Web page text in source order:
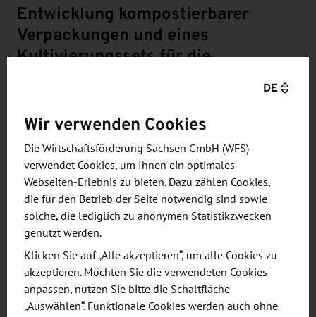
Entwicklung kompostierbarer
Verpackungen und eines
Kultivierungssets für die
Mikrogemüse-Kultivierung auf der
Im Projekt MicroGrow geht es um die Substitution
von Einwegverpackungen aus Kunststoff durch
Upcycling faserhaltiger Reststoffe in regionalen
Stoffkreisläufen.
Entwicklung kunststofffreier Verpackungen auf
Basis landwirtschaftlicher Reststoffe, z. B.
Erbsen- und Bohnenstroh, Getreidestroh,
Pilzreststoffe, Luzernenheu
Entwicklung von flexiblen niederschwelligen
DE
Wir verwenden Cookies
Die Wirtschaftsförderung Sachsen GmbH (WFS)
verwendet Cookies, um Ihnen ein optimales
Webseiten-Erlebnis zu bieten. Dazu zählen Cookies,
die für den Betrieb der Seite notwendig sind sowie
solche, die lediglich zu anonymen Statistikzwecken
genutzt werden.
Klicken Sie auf „Alle akzeptieren“, um alle Cookies zu
akzeptieren. Möchten Sie die verwendeten Cookies
anpassen, nutzen Sie bitte die Schaltfläche
„Auswählen“. Funktionale Cookies werden auch ohne